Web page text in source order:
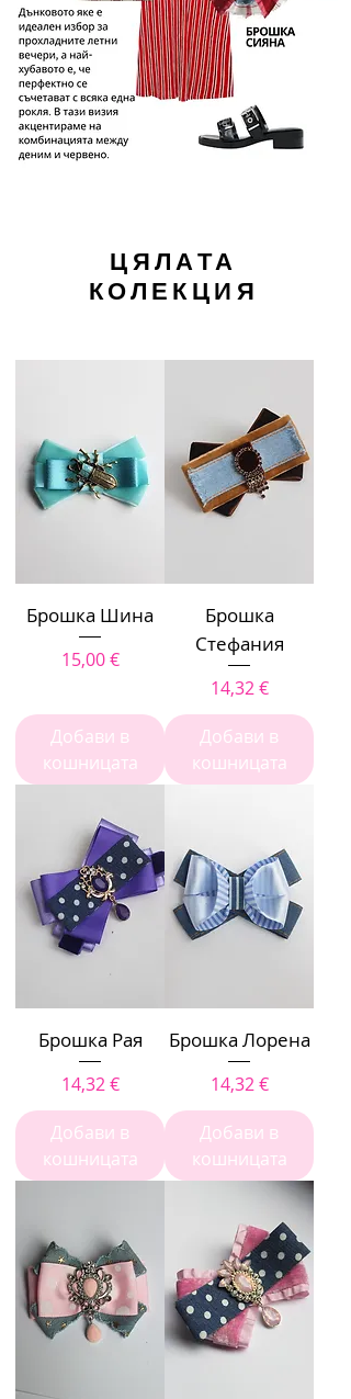
ЦЯЛАТА
КОЛЕКЦИЯ
Брошка Шина
Цена
15,00 €
Добави в
кошницата
Брошка
Стефания
Цена
14,32 €
Добави в
кошницата
Брошка Рая
Цена
14,32 €
Добави в
кошницата
Брошка Лорена
Цена
14,32 €
Добави в
кошницата